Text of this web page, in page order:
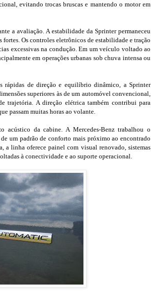
evitando trocas bruscas e mantendo o motor em
a avaliação. A estabilidade da Sprinter permaneceu
fortes. Os controles eletrônicos de estabilidade e tração
excessivas na condução. Em um veículo voltado ao
em operações urbanas sob chuva intensa ou
rápidas de direção e equilíbrio dinâmico, a Sprinter
superiores às de um automóvel convencional,
trajetória. A direção elétrica também contribui para
passam muitas horas ao volante.
acústico da cabine. A Mercedes-Benz trabalhou o
um padrão de conforto mais próximo ao encontrado
a linha oferece painel com visual renovado, sistemas
à conectividade e ao suporte operacional.